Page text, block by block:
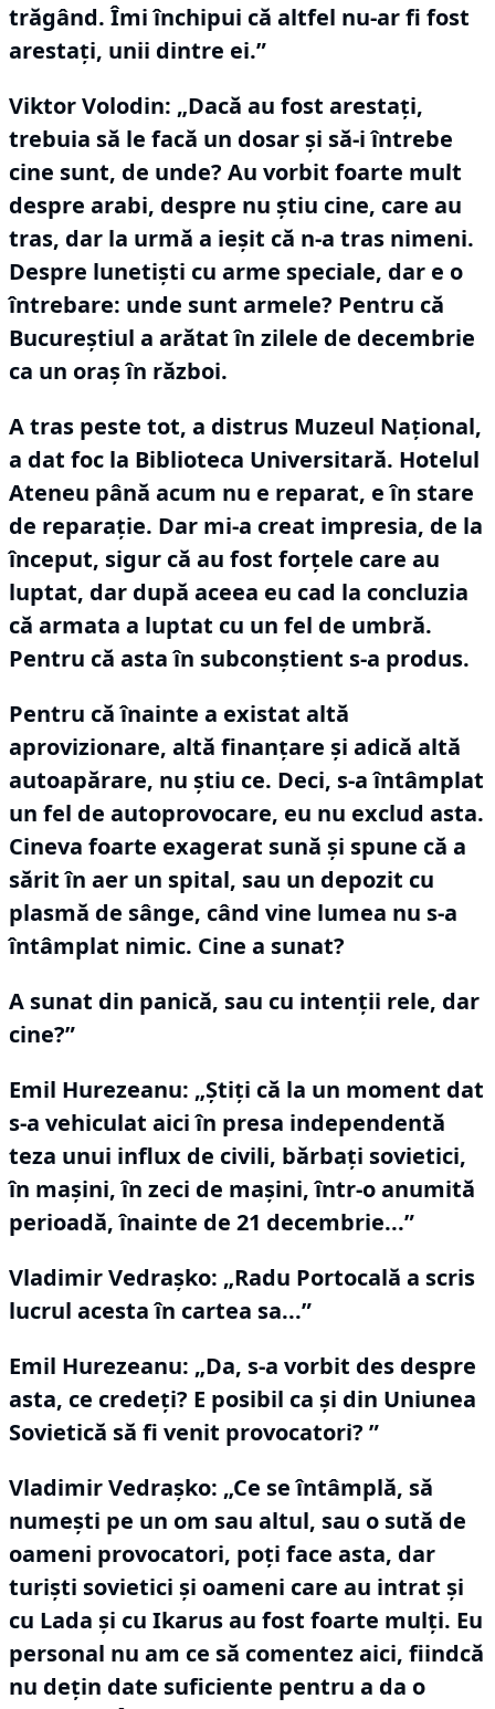
trăgând. Îmi închipui că altfel nu-ar fi fost
arestaţi, unii dintre ei.”
Viktor Volodin: „Dacă au fost arestaţi,
trebuia să le facă un dosar şi să-i întrebe
cine sunt, de unde? Au vorbit foarte mult
despre arabi, despre nu ştiu cine, care au
tras, dar la urmă a ieşit că n-a tras nimeni.
Despre lunetişti cu arme speciale, dar e o
întrebare: unde sunt armele? Pentru că
Bucureştiul a arătat în zilele de decembrie
ca un oraş în război.
A tras peste tot, a distrus Muzeul Naţional,
a dat foc la Biblioteca Universitară. Hotelul
Ateneu până acum nu e reparat, e în stare
de reparaţie. Dar mi-a creat impresia, de la
început, sigur că au fost forţele care au
luptat, dar după aceea eu cad la concluzia
că armata a luptat cu un fel de umbră.
Pentru că asta în subconştient s-a produs.
Pentru că înainte a existat altă
aprovizionare, altă finanţare şi adică altă
autoapărare, nu ştiu ce. Deci, s-a întâmplat
un fel de autoprovocare, eu nu exclud asta.
Cineva foarte exagerat sună și spune că a
sărit în aer un spital, sau un depozit cu
plasmă de sânge, când vine lumea nu s-a
întâmplat nimic. Cine a sunat?
A sunat din panică, sau cu intenţii rele, dar
cine?”
Emil Hurezeanu: „Ştiţi că la un moment dat
s-a vehiculat aici în presa independentă
teza unui influx de civili, bărbaţi sovietici,
în maşini, în zeci de maşini, într-o anumită
perioadă, înainte de 21 decembrie...”
Vladimir Vedraşko: „Radu Portocală a scris
lucrul acesta în cartea sa...”
Emil Hurezeanu: „Da, s-a vorbit des despre
asta, ce credeți? E posibil ca şi din Uniunea
Sovietică să fi venit provocatori? ”
Vladimir Vedraşko: „Ce se întâmplă, să
numeşti pe un om sau altul, sau o sută de
oameni provocatori, poţi face asta, dar
turişti sovietici şi oameni care au intrat şi
cu Lada şi cu Ikarus au fost foarte mulţi. Eu
personal nu am ce să comentez aici, fiindcă
nu deţin date suficiente pentru a da o